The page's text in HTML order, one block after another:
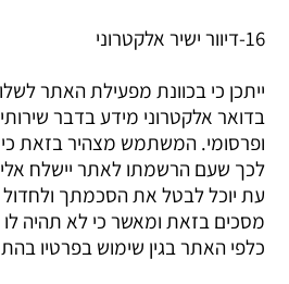
16-דיוור ישיר אלקטרוני
ייתכן כי בכוונת מפעילת האתר
בדואר אלקטרוני מידע בדבר שירותיו
ופרסומי. המשתמש מצהיר בזאת כי
לכך שעם הרשמתו לאתר יישלח אליו
עת יוכל לבטל את הסכמתך
מסכים בזאת ומאשר כי לא תהיה
כלפי האתר בגין שימוש בפרטיו